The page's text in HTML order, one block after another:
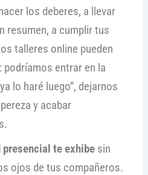
los deberes, a llevar
resumen, a cumplir tus
talleres online pueden
podríamos entrar en la
lo haré luego”, dejarnos
y acabar
presencial te exhibesin
ojos de tus compañeros.